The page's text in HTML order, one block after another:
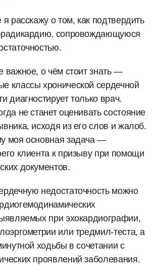
расскажу о том, как подтвердить
сопровождающуюся
важное, о чём стоит знать —
классы хронической сердечной
диагностирует только врач.
не станет оценивать состояние
исходя из его слов и жалоб.
моя основная задача —
клиента к призыву при помощи
документов.
недостаточность можно
при эхокардиографии,
или тредмил-теста, а
ходьбы в сочетании с
проявлений заболевания.